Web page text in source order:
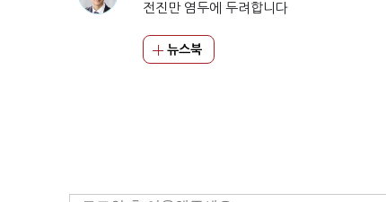
전진만 염두에 두려합니다
뉴스북